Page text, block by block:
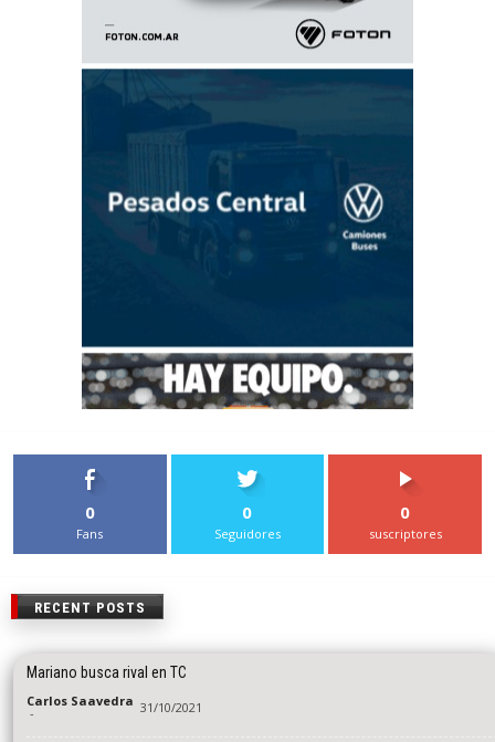
0
Fans
0
Seguidores
0
suscriptores
RECENT POSTS
Mariano busca rival en TC
Carlos Saavedra
- 31/10/2021